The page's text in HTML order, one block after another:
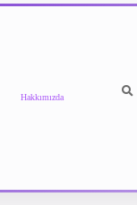
Hakkımızda